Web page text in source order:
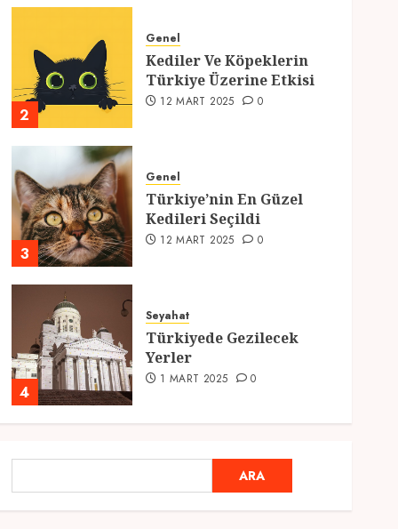
2
Genel
Kediler Ve Köpeklerin
Türkiye Üzerine Etkisi
12 MART 2025 0
3
Genel
Türkiye’nin En Güzel
Kedileri Seçildi
12 MART 2025 0
4
Seyahat
Türkiyede Gezilecek
Yerler
1 MART 2025 0
Ramazan Ayı 2025:
Manevi Atmosfer ve Özel
Hazırlıklar
ARA